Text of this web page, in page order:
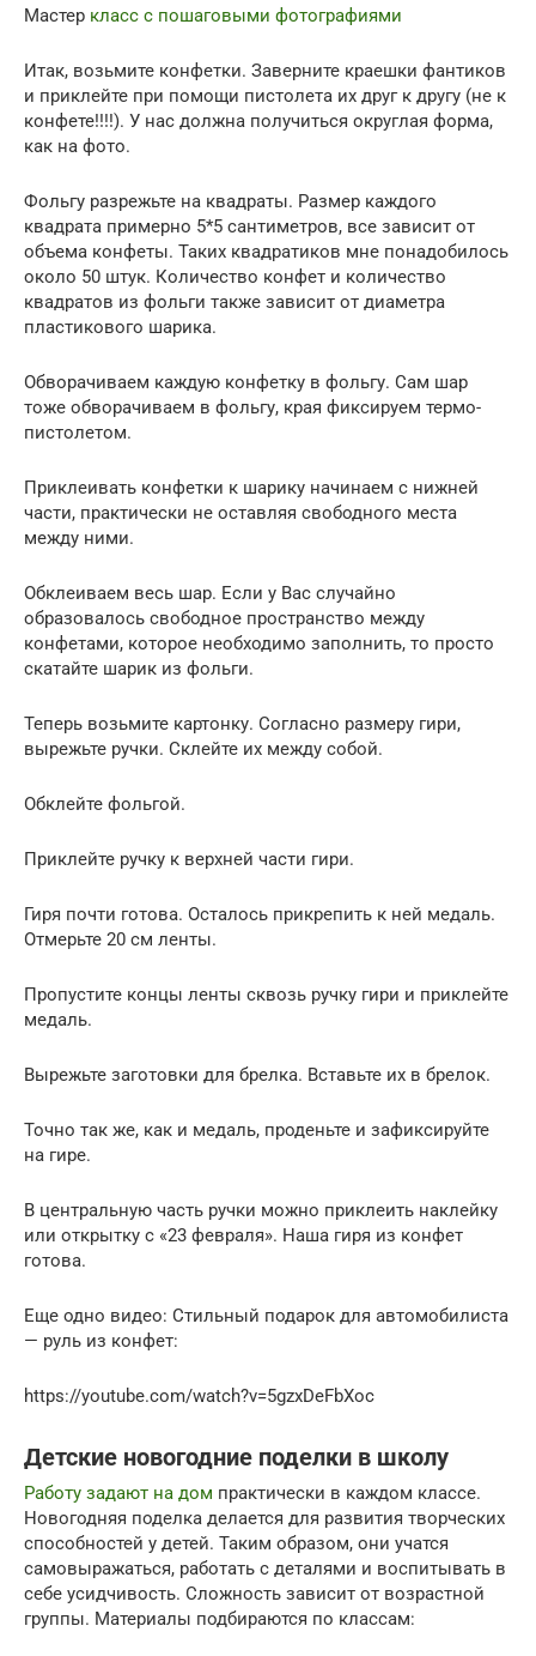
Мастер класс с пошаговыми фотографиями
Итак, возьмите конфетки. Заверните краешки фантиков
и приклейте при помощи пистолета их друг к другу (не к
конфете!!!!). У нас должна получиться округлая форма,
как на фото.
Фольгу разрежьте на квадраты. Размер каждого
квадрата примерно 5*5 сантиметров, все зависит от
объема конфеты. Таких квадратиков мне понадобилось
около 50 штук. Количество конфет и количество
квадратов из фольги также зависит от диаметра
пластикового шарика.
Обворачиваем каждую конфетку в фольгу. Сам шар
тоже обворачиваем в фольгу, края фиксируем термо-
пистолетом.
Приклеивать конфетки к шарику начинаем с нижней
части, практически не оставляя свободного места
между ними.
Обклеиваем весь шар. Если у Вас случайно
образовалось свободное пространство между
конфетами, которое необходимо заполнить, то просто
скатайте шарик из фольги.
Теперь возьмите картонку. Согласно размеру гири,
вырежьте ручки. Склейте их между собой.
Обклейте фольгой.
Приклейте ручку к верхней части гири.
Гиря почти готова. Осталось прикрепить к ней медаль.
Отмерьте 20 см ленты.
Пропустите концы ленты сквозь ручку гири и приклейте
медаль.
Вырежьте заготовки для брелка. Вставьте их в брелок.
Точно так же, как и медаль, проденьте и зафиксируйте
на гире.
В центральную часть ручки можно приклеить наклейку
или открытку с «23 февраля». Наша гиря из конфет
готова.
Еще одно видео: Стильный подарок для автомобилиста
— руль из конфет:
https://youtube.com/watch?v=5gzxDeFbXoc
Детские новогодние поделки в школу
Работу задают на дом практически в каждом классе.
Новогодняя поделка делается для развития творческих
способностей у детей. Таким образом, они учатся
самовыражаться, работать с деталями и воспитывать в
себе усидчивость. Сложность зависит от возрастной
группы. Материалы подбираются по классам: